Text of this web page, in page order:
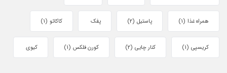
همراه غذا (1) پاستیل (2) پفک کاکائو (1)
کریسپی (1) کنار چایی (2) کورن فلکس (1) کیوی